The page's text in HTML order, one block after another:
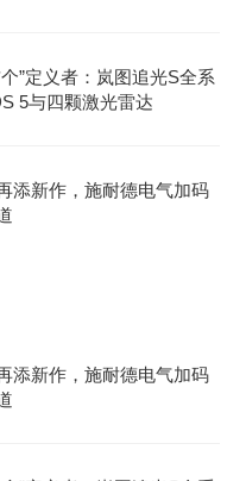
”定义者：岚图追光S全系
5与四颗激光雷达
添新作，施耐德电气加码
添新作，施耐德电气加码